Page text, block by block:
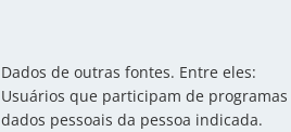
Dados de outras fontes. Entre eles:
Usuários que participam de
dados pessoais da pessoa indicada.